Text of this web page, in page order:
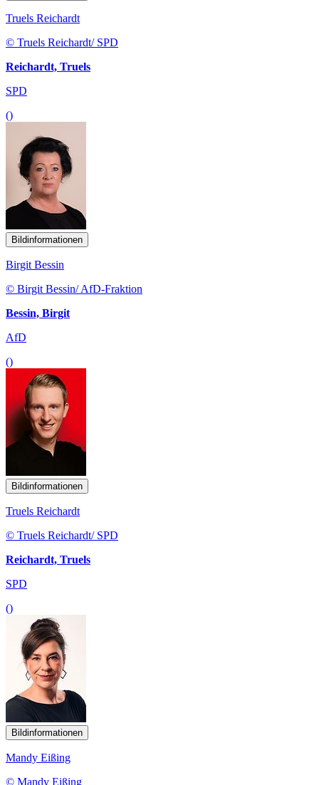
Truels Reichardt
© Truels Reichardt/ SPD
Reichardt, Truels
SPD
()
Bildinformationen
Birgit Bessin
© Birgit Bessin/ AfD-Fraktion
Bessin, Birgit
AfD
()
Bildinformationen
Truels Reichardt
© Truels Reichardt/ SPD
Reichardt, Truels
SPD
()
Bildinformationen
Mandy Eißing
© Mandy Eißing